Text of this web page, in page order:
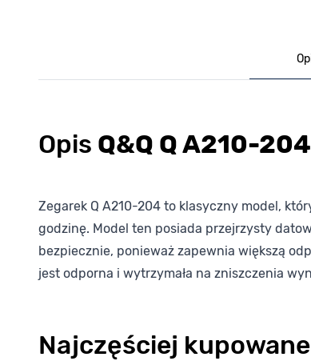
Opis Q&Q Q A210-204
Zegarek Q A210-204 to klasyczny model,
godzinę. Model ten posiada przejrzysty
bezpiecznie, ponieważ zapewnia większą
jest odporna i wytrzymała na zniszczenia
Najczęściej kupowane